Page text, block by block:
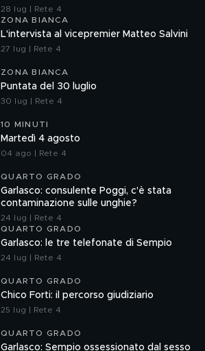
28 lug | Rete 4
ZONA BIANCA
L'intervista al vicepremier Matteo Salvini
27 lug | Rete 4
ZONA BIANCA
Puntata del 30 luglio
30 lug | Rete 4
10 MINUTI
Martedì 4 agosto
04 ago | Rete 4
QUARTO GRADO
Garlasco: consulente Poggi, c'è stata
contaminazione sulle unghie?
24 lug | Rete 4
QUARTO GRADO
Garlasco: le tre telefonate di Sempio
24 lug | Rete 4
QUARTO GRADO
Chico Forti: il percorso giudiziario
25 lug | Rete 4
QUARTO GRADO
Garlasco: Sempio ossessionato dal sesso